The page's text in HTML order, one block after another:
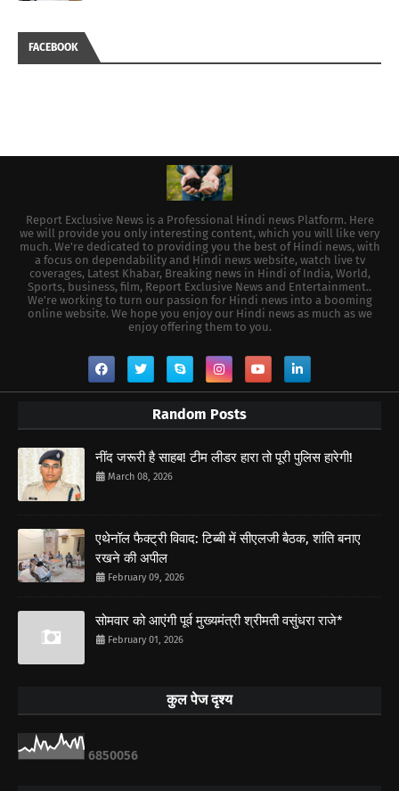
FACEBOOK
Report Exclusive News is a Professional Hindi news Platform. Here
we will provide you only interesting content, which you will like very
much. We're dedicated to providing you the best of Hindi news, with
a focus on dependability and Hindi news website, watch live tv
coverages, Latest Khabar, Breaking news in Hindi of India, World,
Sports, business, film, Report Exclusive News and Entertainment..
We're working to turn our passion for Hindi news into a booming
online website. We hope you enjoy our Hindi news as much as we
enjoy offering them to you.
Random Posts
नींद जरूरी है साहब! टीम लीडर हारा तो पूरी पुलिस हारेगी!
March 08, 2026
एथेनॉल फैक्ट्री विवाद: टिब्बी में सीएलजी बैठक, शांति बनाए
रखने की अपील
February 09, 2026
सोमवार को आएंगी पूर्व मुख्यमंत्री श्रीमती वसुंधरा राजे*
February 01, 2026
कुल पेज दृश्य
6850056